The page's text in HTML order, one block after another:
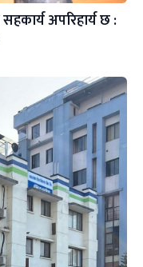
अपरिहार्य छ :